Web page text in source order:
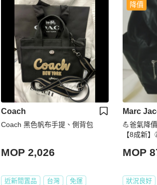
Coach
Coach 黑色帆布手提、側背包
MOP 2,026
近新閒置品 台灣 免運
降價
Marc
💪爸氣降
【8成新
後背包/二
MOP
狀況良好